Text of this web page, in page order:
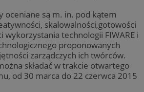
oceniane są m. in. pod kątem
skalowalności,gotowości
wykorzystania technologii FIWARE i
proponowanych
zarządczych ich twórców.
składać w trakcie otwartego
od 30 marca do 22 czerwca 2015